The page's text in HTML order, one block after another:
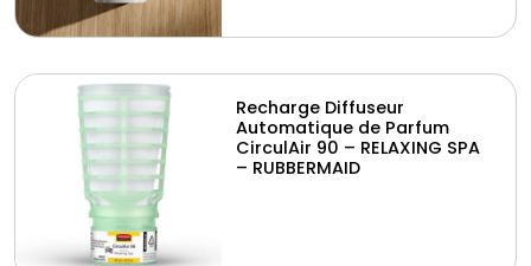
Recharge Diffuseur
Automatique de Parfum
CirculAir 90 – RELAXING SPA
– RUBBERMAID